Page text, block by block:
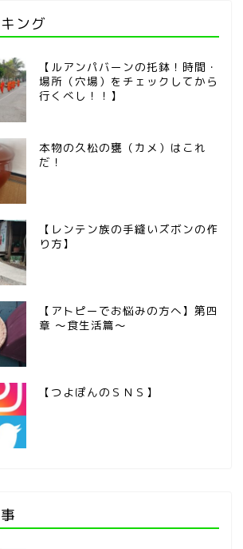
キング
【ルアンパバーンの托鉢！時間・
場所（穴場）をチェックしてから
行くべし！！】
本物の久松の甕（カメ）はこれ
だ！
【レンテン族の手縫いズボンの作
り方】
【アトピーでお悩みの方へ】第四
章 ～食生活篇～
【つよぽんのＳＮＳ】